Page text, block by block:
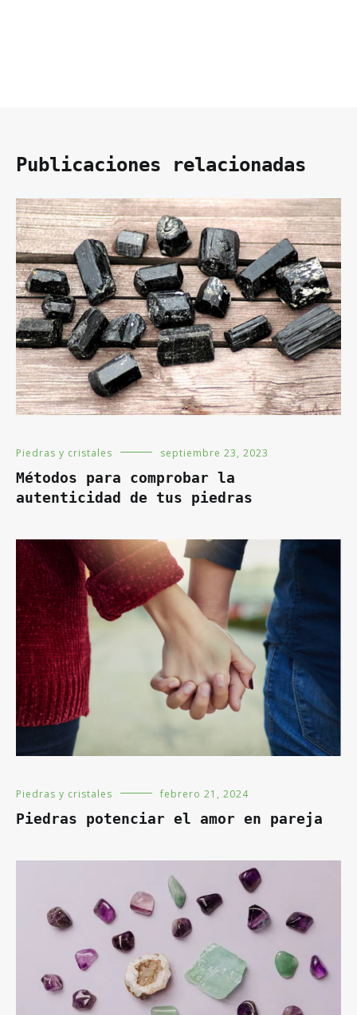
Publicaciones relacionadas
Piedras y cristales septiembre 23, 2023
Métodos para comprobar la
autenticidad de tus piedras
Piedras y cristales febrero 21, 2024
Piedras potenciar el amor en pareja